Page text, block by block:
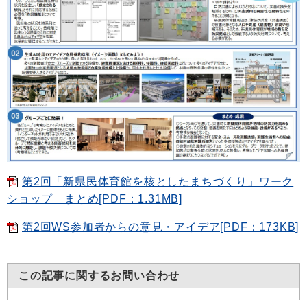
第2回「新県民体育館を核としたまちづくり」ワーク
ショップ まとめ[PDF：1.31MB]
第2回WS参加者からの意見・アイデア[PDF：173KB]
この記事に関するお問い合わせ